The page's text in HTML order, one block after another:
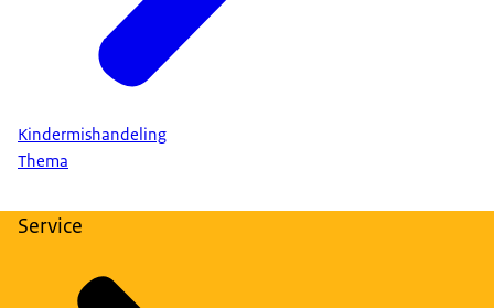
Kindermishandeling
Thema
Service